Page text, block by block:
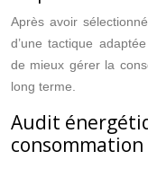
Après avoir
d’une tactique
de mieux gérer la
long terme.
Audit
consommation